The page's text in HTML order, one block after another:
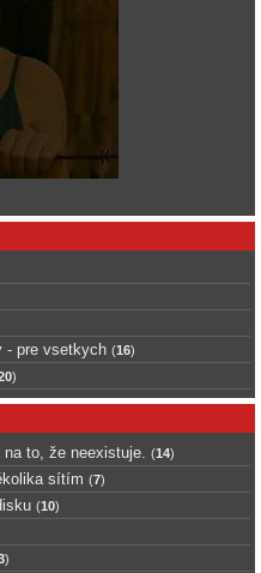
- pre vsetkych (16)
)
to, že neexistuje. (14)
sítím (7)
(10)
)